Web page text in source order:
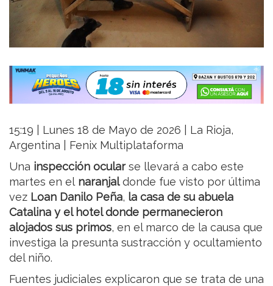
15:19 | Lunes 18 de Mayo de 2026 | La Rioja,
Argentina | Fenix Multiplataforma
Una inspección ocularse llevará a cabo este
martes en el naranjaldonde fue visto por última
vez Loan Danilo Peña, la casa de su abuela
Catalina y el hotel donde permanecieron
alojados sus primos, en el marco de la causa que
investiga la presunta sustracción y ocultamiento
del niño.
Fuentes judiciales explicaron que se trata de una